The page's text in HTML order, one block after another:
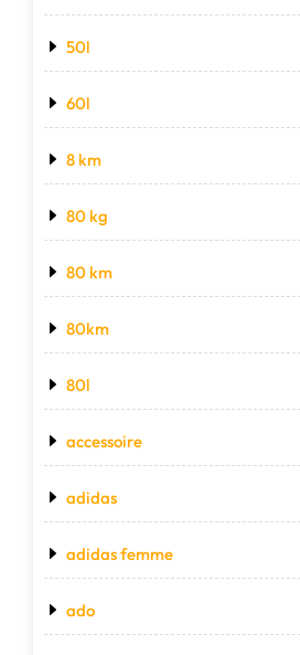
50l
60l
8 km
80 kg
80 km
80km
80l
accessoire
adidas
adidas femme
ado